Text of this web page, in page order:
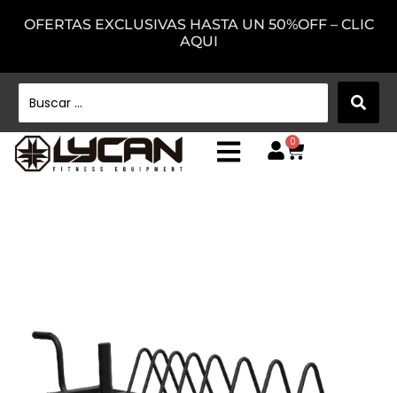
OFERTAS EXCLUSIVAS HASTA UN 50%OFF – CLIC
AQUI
0